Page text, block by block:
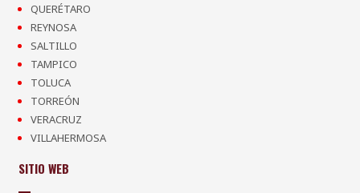
QUERÉTARO
REYNOSA
SALTILLO
TAMPICO
TOLUCA
TORREÓN
VERACRUZ
VILLAHERMOSA
SITIO WEB